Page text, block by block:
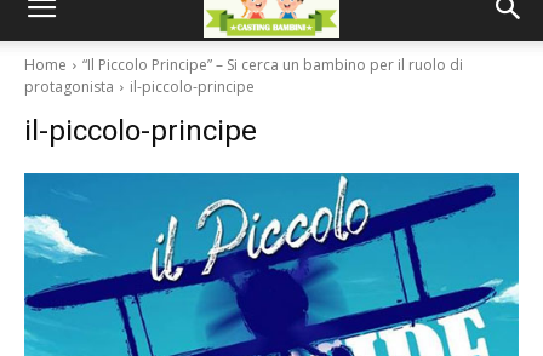
Home
“Il Piccolo Principe” – Si cerca un bambino per il ruolo di
protagonista
il-piccolo-principe
il-piccolo-principe